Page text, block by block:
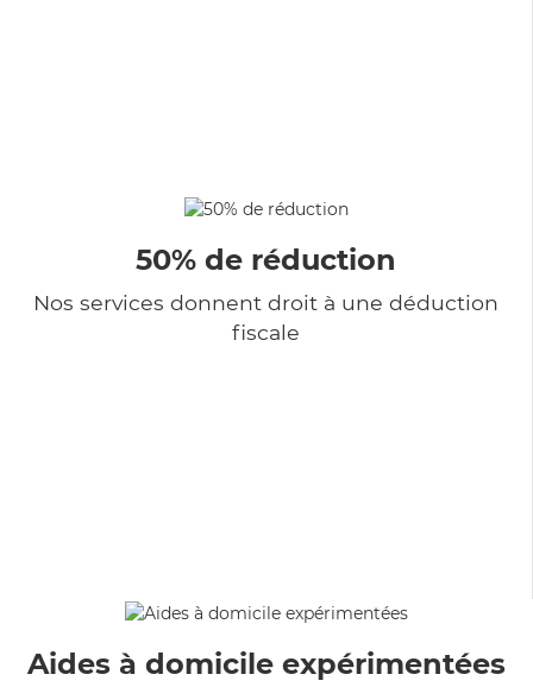
50% de réduction
Nos services donnent droit à une déduction
fiscale
Aides à domicile expérimentées